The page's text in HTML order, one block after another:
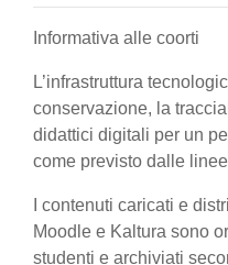
Informativa alle coorti
L’infrastruttura
conservazione, la
didattici digitali per un
come previsto dalle
I contenuti caricati e
Moodle e Kaltura sono
studenti e archiviati